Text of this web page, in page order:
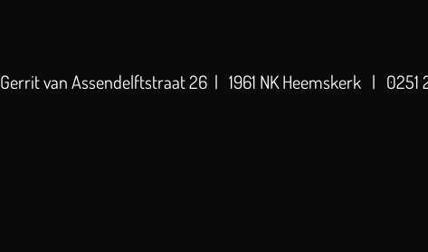
Gerrit van Assendelftstraat 26 | 1961 NK Heemskerk |